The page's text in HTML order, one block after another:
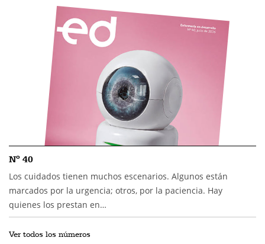
Nº 40
Los cuidados tienen muchos escenarios. Algunos están
marcados por la urgencia; otros, por la paciencia. Hay
quienes los prestan en…
Ver todos los números